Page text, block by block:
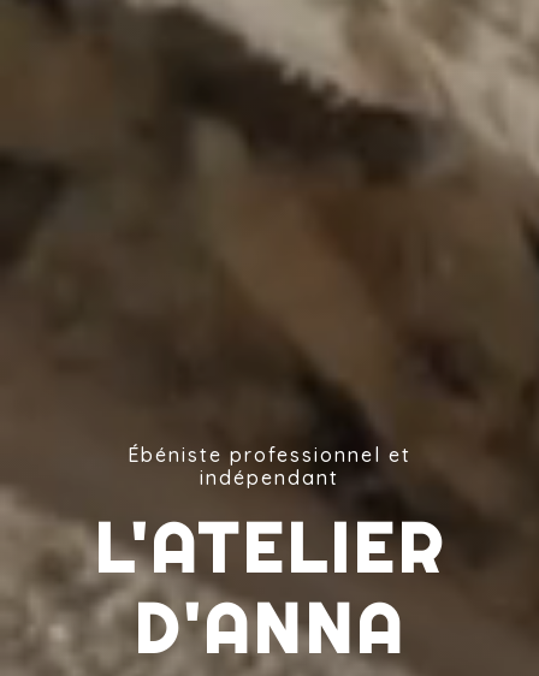
Ébéniste professionnel et
indépendant
L'ATELIER
D'ANNA